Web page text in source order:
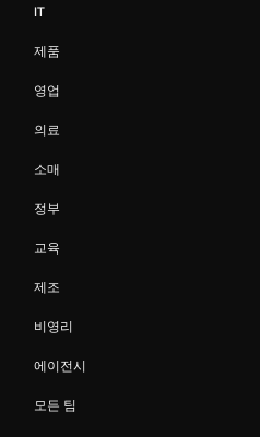
IT
제품
영업
의료
소매
정부
교육
제조
비영리
에이전시
모든 팀